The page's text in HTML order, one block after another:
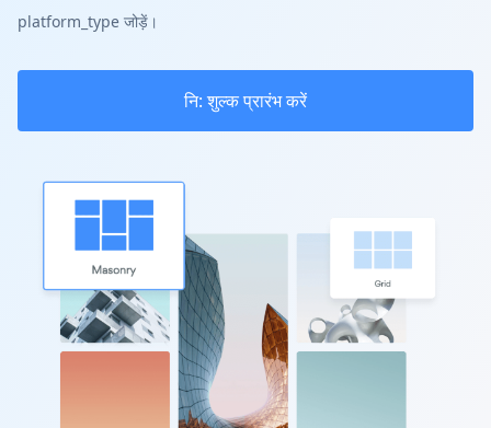
platform_type जोड़ें।
नि: शुल्क प्रारंभ करें